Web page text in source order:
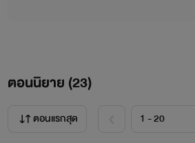
ที่เขาจะไม่ต้องได้ชื่อว่าหลอกเด็ก เขาวาง
ต้อน
ตอนนิยาย (23)
ตอนแรกสุด